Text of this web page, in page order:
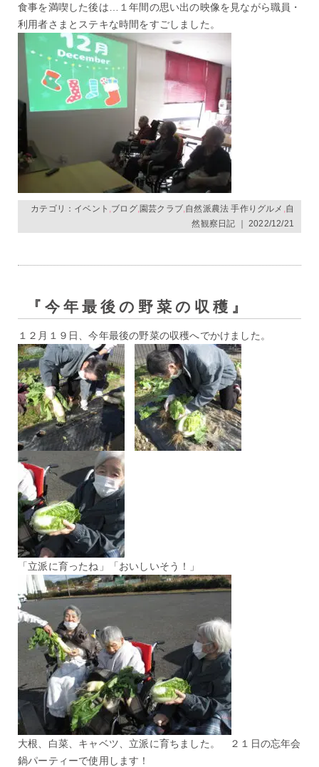
食事を満喫した後は…１年間の思い出の映像を見ながら職員・
利用者さまとステキな時間をすごしました。
カテゴリ： イベント ブログ, 園芸クラブ, 自然派農法 手作りグルメ 自
然観察日記 ｜ 2022/12/21
『今年最後の野菜の収穫』
１２月１９日、今年最後の野菜の収穫へでかけました。
「立派に育ったね」「おいしいそう！」
大根、白菜、キャベツ、立派に育ちました。 ２１日の忘年会
鍋パーティーで使用します！